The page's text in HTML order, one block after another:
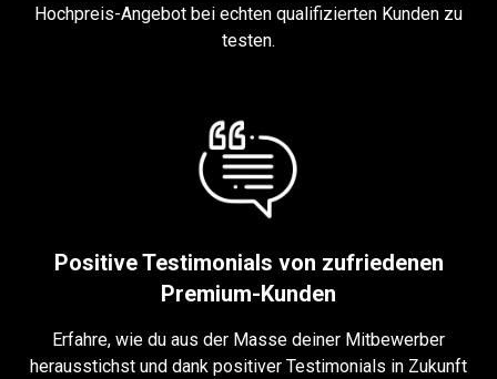
Hochpreis-Angebot bei echten qualifizierten Kunden zu
testen.
Positive Testimonials von zufriedenen
Premium-Kunden
Erfahre, wie du aus der Masse deiner Mitbewerber
herausstichst und dank positiver Testimonials in Zukunft